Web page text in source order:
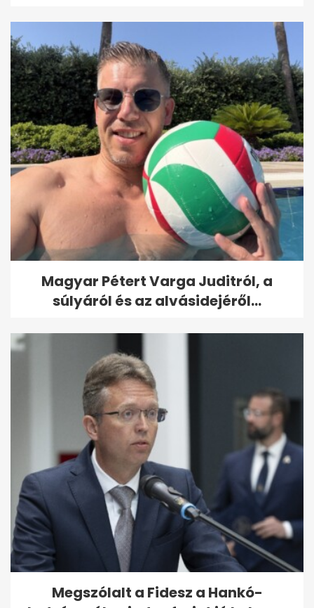
Magyar Pétert Varga Juditról, a
súlyáról és az alvásidejéről...
Megszólalt a Fidesz a Hankó-